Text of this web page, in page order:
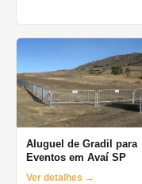
Aluguel de Gradil para
Eventos em Avaí SP
Ver detalhes →